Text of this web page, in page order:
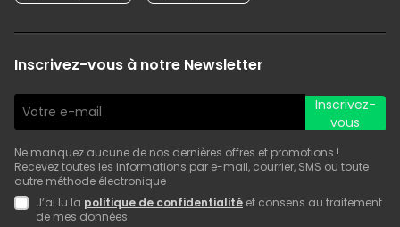
Inscrivez-vous à notre Newsletter
Inscrivez-
vous
Ne manquez aucune de nos dernières offres et promotions !
Recevez toutes les informations par e-mail, courrier, SMS ou toute
autre méthode électronique
J’ai lu la politique de confidentialité et consens au traitement
de mes données